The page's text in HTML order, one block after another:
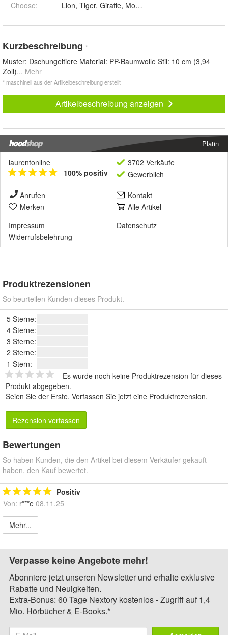
Choose:
Kurzbeschreibung *
Muster: Dschungeltiere Material: PP-Baumwolle Stil: 10 cm (3,94
Zoll)... Mehr
* maschinell aus der Artikelbeschreibung erstellt
Artikelbeschreibung anzeigen
Platin
laurentonline
100% positiv
3702 Verkäufe
Gewerblich
Anrufen
Kontakt
Merken
Alle Artikel
Impressum
Datenschutz
Widerrufsbelehrung
Produktrezensionen
So beurteilen Kunden dieses Produkt.
5 Sterne:
4 Sterne:
3 Sterne:
2 Sterne:
1 Stern:
Es wurde noch keine Produktrezension für dieses
Produkt abgegeben.
Seien Sie der Erste. Verfassen Sie jetzt eine Produktrezension.
Rezension verfassen
Bewertungen
So haben Kunden, die den Artikel bei diesem Verkäufer gekauft
haben, den Kauf bewertet.
Positiv
Von: r***e 08.11.25
Mehr...
Verpasse keine Angebote mehr!
Abonniere jetzt unseren Newsletter und erhalte exklusive
Rabatte und Neuigkeiten.
Extra-Bonus: 60 Tage Nextory kostenlos - Zugriff auf 1,4
Mio. Hörbücher & E-Books.*